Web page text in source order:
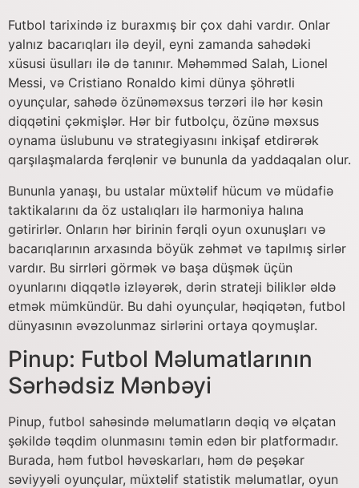
Futbol tarixində iz buraxmış bir çox dahi vardır. Onlar
yalnız bacarıqları ilə deyil, eyni zamanda sahədəki
xüsusi üsulları ilə də tanınır. Məhəmməd Salah, Lionel
Messi, və Cristiano Ronaldo kimi dünya şöhrətli
oyunçular, sahədə özünəməxsus tərzəri ilə hər kəsin
diqqətini çəkmişlər. Hər bir futbolçu, özünə məxsus
oynama üslubunu və strategiyasını inkişaf etdirərək
qarşılaşmalarda fərqlənir və bununla da yaddaqalan olur.
Bununla yanaşı, bu ustalar müxtəlif hücum və müdafiə
taktikalarını da öz ustalıqları ilə harmoniya halına
gətirirlər. Onların hər birinin fərqli oyun oxunuşları və
bacarıqlarının arxasında böyük zəhmət və tapılmış sirlər
vardır. Bu sirrləri görmək və başa düşmək üçün
oyunlarını diqqətlə izləyərək, dərin strateji biliklər əldə
etmək mümkündür. Bu dahi oyunçular, həqiqətən, futbol
dünyasının əvəzolunmaz sirlərini ortaya qoymuşlar.
Pinup: Futbol Məlumatlarının
Sərhədsiz Mənbəyi
Pinup, futbol sahəsində məlumatların dəqiq və əlçatan
şəkildə təqdim olunmasını təmin edən bir platformadır.
Burada, həm futbol həvəskarları, həm də peşəkar
səviyyəli oyunçular, müxtəlif statistik məlumatlar, oyun